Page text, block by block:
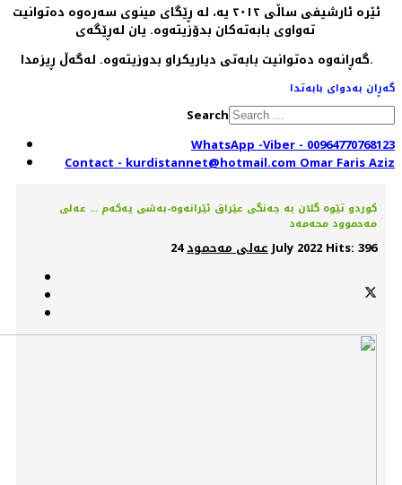
ئێرە ئارشیفی ساڵی ٢٠١٢ یە، لە ڕێگای مینوی سەرەوە دەتوانیت
تەواوی بابەتەکان بدۆزیتەوە. یان لەڕێگەی
گەڕانەوە دەتوانیت بابەتی دیاریکراو بدوزیتەوە. لەگەڵ ڕیزمدا.
گەڕان بەدوای بابەتدا
Search
WhatsApp -Viber - 00964770768123
Contact - kurdistannet@hotmail.com Omar Faris Aziz
كوردو تێوە گلان بە جەنگی عێراق ئێرانەوە-بەشی یەكەم ... عەلی
مەحموود محەمەد
عەلی مەحمود24 July 2022 Hits: 396